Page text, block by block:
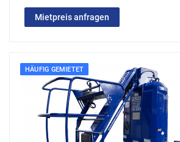
Mietpreis anfragen
HÄUFIG GEMIETET